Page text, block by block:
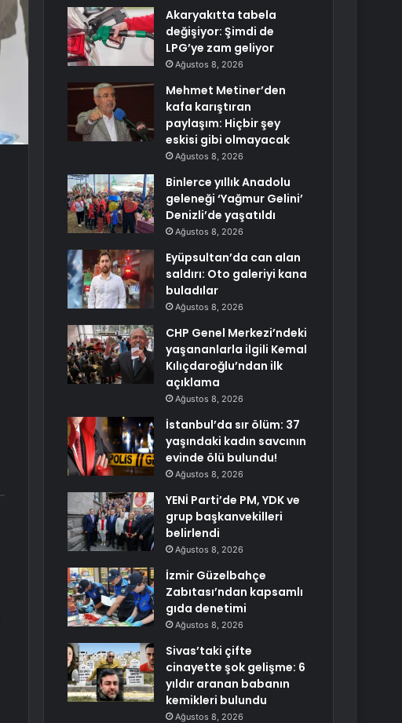
Akaryakıtta tabela
değişiyor: Şimdi de
LPG’ye zam geliyor
Ağustos 8, 2026
Mehmet Metiner’den
kafa karıştıran
paylaşım: Hiçbir şey
eskisi gibi olmayacak
Ağustos 8, 2026
Binlerce yıllık Anadolu
geleneği ‘Yağmur Gelini’
Denizli’de yaşatıldı
Ağustos 8, 2026
Eyüpsultan’da can alan
saldırı: Oto galeriyi kana
buladılar
Ağustos 8, 2026
CHP Genel Merkezi’ndeki
yaşananlarla ilgili Kemal
Kılıçdaroğlu’ndan ilk
açıklama
Ağustos 8, 2026
İstanbul’da sır ölüm: 37
yaşındaki kadın savcının
evinde ölü bulundu!
Ağustos 8, 2026
YENİ Parti’de PM, YDK ve
grup başkanvekilleri
belirlendi
Ağustos 8, 2026
İzmir Güzelbahçe
Zabıtası’ndan kapsamlı
gıda denetimi
Ağustos 8, 2026
Sivas’taki çifte
cinayette şok gelişme: 6
yıldır aranan babanın
kemikleri bulundu
Ağustos 8, 2026